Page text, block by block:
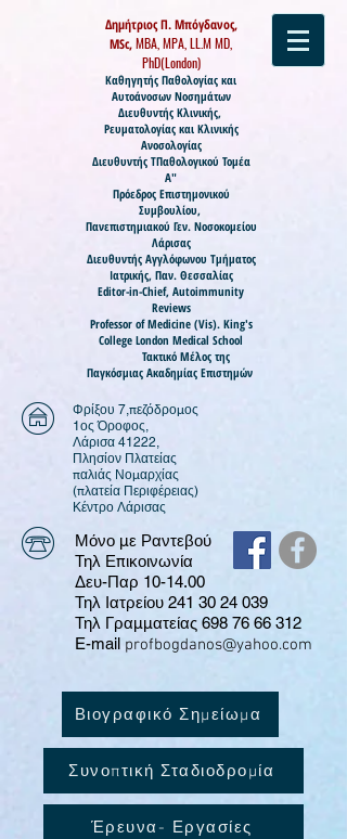
Δημήτριος Π. Μπόγδανος,
MSc,MBA, MPA, LL.M MD,
PhD(London)
Καθηγητής Παθολογίας και
Αυτοάνοσων Νοσημάτων
Διευθυντής Κλινικής,
Ρευματολογίας και Κλινικής
Ανοσολογίας
Διευθυντής ΤΠαθολογικού Τομέα
Α"
Πρόεδρος Επιστημονικού
Συμβουλίου,
Πανεπιστημιακού Γεν. Νοσοκομείου
Λάρισας
Διευθυντής Αγγλόφωνου Τμήματος
Ιατρικής, Παν. Θεσσαλίας
Editor-in-Chief, Autoimmunity
Reviews
Professor of Medicine (Vis). King's
College London Medical School
Τακτικό Μέλος της
Παγκόσμιας Ακαδημίας Επιστημών
Φρίξου 7,πεζόδρομος
1ος Όροφος,
Λάρισα 41222,
Πλησίον Πλατείας
παλιάς Νομαρχίας
(πλατεία Περιφέρειας)
​Κέντρο Λάρισας
Μόνο με Ραντεβού
Τηλ Επικοινωνία
Δευ-Παρ 10-14.00
Τηλ Ιατρείου 241 30 24 039
Τηλ Γραμματείας 698 76 66 312
E-mail profbogdanos@yahoo.com
Βιογραφικό Σημείωμα
Συνοπτική Σταδιοδρομία
Έρευνα- Εργασίες